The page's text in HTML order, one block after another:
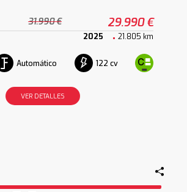
31.990 € 29.990 €
2025 21.805 km
Automático 122 cv
VER DETALLES